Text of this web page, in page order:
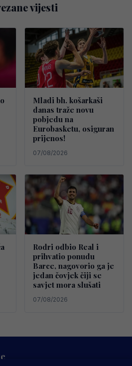
vijesti
Mladi bh. košarkaši
danas traže novu
pobjedu na
Eurobasketu, osiguran
prijenos!
07/08/2026
Rodri odbio Real i
prihvatio ponudu
Barce, nagovorio ga je
jedan čovjek čiji se
savjet mora slušati
07/08/2026